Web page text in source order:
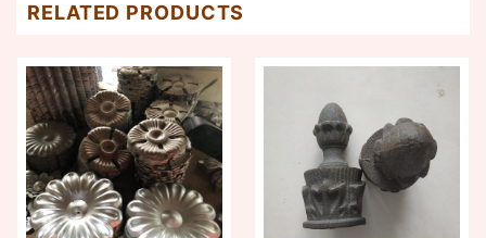
RELATED PRODUCTS